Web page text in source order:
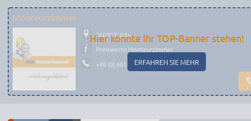
Monteurzimmer
36039 Fulda
Preiswerte Monteurzimmer
+49 (0) 661 - 29 19 14 19
Hier könnte Ihr TOP-Banner stehen!
ERFAHREN SIE MEHR